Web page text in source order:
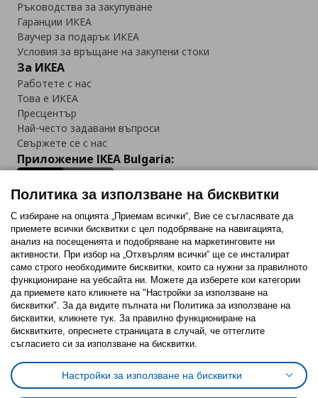
Ръководства за закупуване
Гаранции ИКЕА
Ваучер за подарък ИКЕА
Условия за връщане на закупени стоки
За ИКЕА
Работете с нас
Това е ИКЕА
Пресцентър
Най-често задавани въпроси
Свържете се с нас
Приложение IKEA Bulgaria:
Последвайте ни:
FacebookTwitterYoutubePinterestInstagram
Политика за използване на бисквитки (Cookies)
Избор на настройки за използване на бисквитки
Условия за ползване на ikea.bgОбща политика за личните данни
Политика за защита на личните данни на ikea.bg
Политика за използване на бисквитки
С избиране на опцията „Приемам всички“, Вие се съгласявате да
приемете всички бисквитки с цел подобряване на навигацията,
анализ на посещенията и подобряване на маркетинговите ни
активности. При избор на „Отхвърлям всички“ ще се инсталират
само строго необходимитe бисквитки, които са нужни за правилното
функциониране на уебсайта ни. Можете да изберете кои категории
да приемете като кликнете на "Настройки за използване на
бисквитки". За да видите пълната ни Политика за използване на
бисквитки, кликнете тук. За правилно функциониране на
бисквитките, опреснете страницата в случай, че оттеглите
съгласието си за използване на бисквитки.
Настройки за използване на бисквитки